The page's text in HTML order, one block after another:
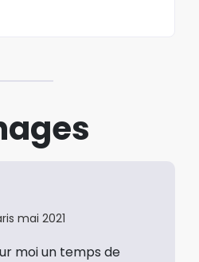
mai 2021
moi un temps de